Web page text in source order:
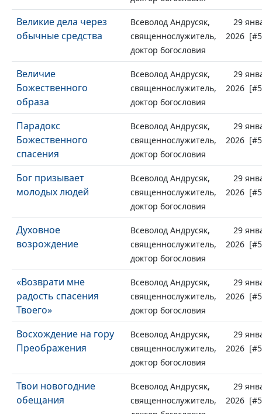
Великие дела через
обычные средства
Всеволод Андрусяк,
священнослужитель,
доктор богословия
29
2026
Величие
Божественного
образа
Всеволод Андрусяк,
священнослужитель,
доктор богословия
29
2026
Парадокс
Божественного
спасения
Всеволод Андрусяк,
священнослужитель,
доктор богословия
29
2026
Бог призывает
молодых людей
Всеволод Андрусяк,
священнослужитель,
доктор богословия
29
2026
Духовное
возрождение
Всеволод Андрусяк,
священнослужитель,
доктор богословия
29
2026
«Возврати мне
радость спасения
Твоего»
Всеволод Андрусяк,
священнослужитель,
доктор богословия
29
2026
Восхождение на гору
Преображения
Всеволод Андрусяк,
священнослужитель,
доктор богословия
29
2026
Твои новогодние
обещания
Всеволод Андрусяк,
священнослужитель,
29
2026